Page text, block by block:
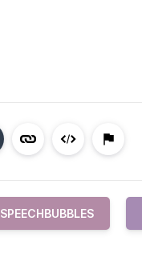
SPEECHBUBBLES